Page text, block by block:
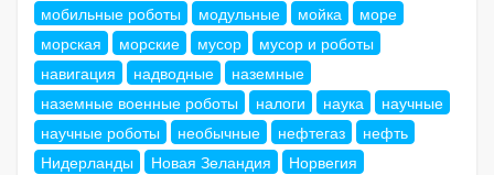
мобильные роботы
модульные мойка
море
морская
морские мусор
мусор и роботы
навигация
надводные
наземные
наземные военные роботы
налоги наука
научные
научные роботы
необычные нефтегаз
нефть
Нидерланды
Новая Зеландия
Норвегия